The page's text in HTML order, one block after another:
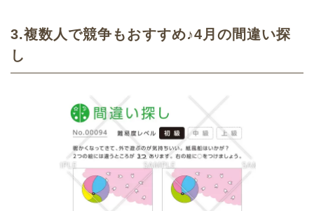
3.複数人で競争もおすすめ♪4月の間違い探
し